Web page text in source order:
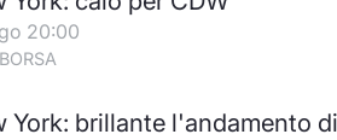
20:00
York: brillante l'andamento